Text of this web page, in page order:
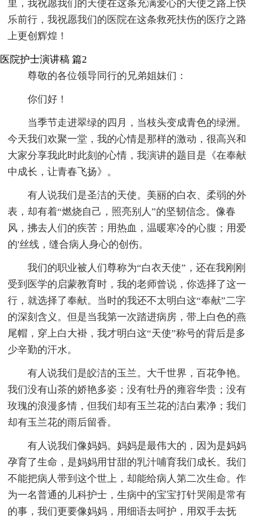
里，我祝愿我们的天使在这条充满爱心的天使之路上快
乐前行，我祝愿我们的医院在这条救死扶伤的医疗之路
上更创辉煌！
医院护士演讲稿 篇2
尊敬的各位领导同行的兄弟姐妹们：
你们好！
当季节走进翠绿的四月，当枝头变成青色的绿洲。
今天我们欢聚一堂，我的心情是那样的激动，很高兴和
大家分享我此时此刻的心情，我演讲的题目是《在奉献
中成长，让青春飞扬》。
有人说我们是圣洁的天使。美丽的白衣、柔弱的外
表，却有着“燃烧自己，照亮别人”的坚韧信念。像春
风，拂去人们的疾苦；用热血，温暖寒冷的心腹；用爱
的'丝线，缝合病人身心的创伤。
我们的职业被人们尊称为“白衣天使”，还在我刚刚
受到医学的启蒙教育时，我的老师曾说，你选择了这一
行，就选择了奉献。当时的我还不太明白这“奉献”二字
的深刻含义。但是当我第一次踏进病房，带上白色的燕
尾帽，穿上白大褂，我才明白这“天使”称号的背后是多
少辛勤的汗水。
有人说我们是皎洁的玉兰。大千世界，百花争艳。
我们没有山茶的娇艳多姿；没有牡丹的雍容华贵；没有
玫瑰的浪漫多情，但我们却有玉兰花的洁白素净；我们
却有玉兰花的雨后留香。
有人说我们像妈妈。妈妈是最伟大的，因为是妈妈
孕育了生命，是妈妈用甘甜的乳汁哺育我们成长。我们
不能把病人带到这个世上，却能给病人第二次生命。作
为一名普通的儿科护士，生病中的宝宝打针哭闹是常有
的事，我们更要像妈妈，用细语去呵护，用双手去抚